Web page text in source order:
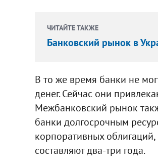
ЧИТАЙТЕ ТАКЖЕ
Банковский рынок в
В то же время банки не
денег. Сейчас они
Межбанковский рынок
банки долгосрочным
корпоративных
составляют два-три года.